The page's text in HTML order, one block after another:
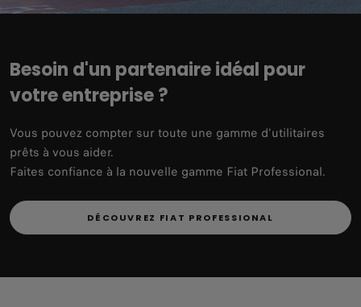
Besoin d'un partenaire idéal pour
votre entreprise ?
Vous pouvez compter sur toute une gamme d'utilitaires
prêts à vous aider.
Faites confiance à la nouvelle gamme Fiat Professional.
DÉCOUVREZ FIAT PROFESSIONAL